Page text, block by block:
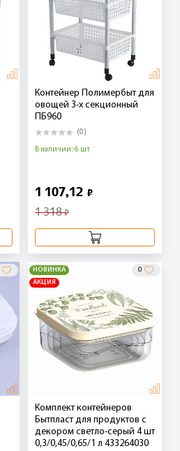
Контейнер Полимербыт для
овощей 3-х секционный
ПБ960
(0)
В наличии: 6 шт
1 107,12 ₽
1 318₽
НОВИНКА
АКЦИЯ
0
Комплект контейнеров
Бытпласт для продуктов с
декором светло-серый 4 шт
0,3/0,45/0,65/1 л 433264030